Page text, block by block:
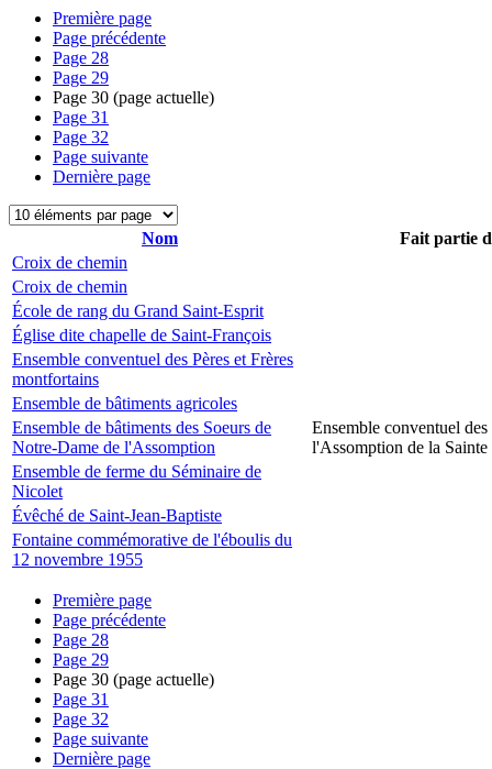
Première page
Page précédente
Page 28
Page 29
Page 30 (page actuelle)
Page 31
Page 32
Page suivante
Dernière page
Nom
Fait partie
Croix de chemin
Croix de chemin
École de rang du Grand Saint-Esprit
Église dite chapelle de Saint-François
Ensemble conventuel des Pères et Frères
montfortains
Ensemble de bâtiments agricoles
Ensemble de bâtiments des Soeurs de
Notre-Dame de l'Assomption
Ensemble conventuel des
l'Assomption de la
Ensemble de ferme du Séminaire de
Nicolet
Évêché de Saint-Jean-Baptiste
Fontaine commémorative de l'éboulis du
12 novembre 1955
Première page
Page précédente
Page 28
Page 29
Page 30 (page actuelle)
Page 31
Page 32
Page suivante
Dernière page